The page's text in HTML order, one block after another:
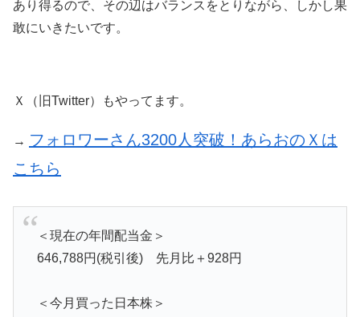
あり得るので、その辺はバランスをとりながら、しかし果
敢にいきたいです。
Ｘ（旧Twitter）もやってます。
→ フォロワーさん3200人突破！あらおのＸは
こちら
＜現在の年間配当金＞
646,788円(税引後) 先月比＋928円
＜今月買った日本株＞